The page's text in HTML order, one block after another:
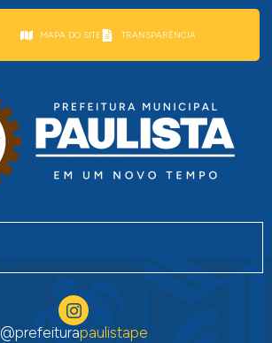
MAPA DO SITE TRANSPARÊNCIA
@prefeiturapaulistape